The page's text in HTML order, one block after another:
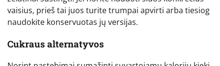
vaisius, prieš tai juos turite trumpai apvirti arba tiesiog
naudokite konservuotas jų versijas.
Cukraus alternatyvos